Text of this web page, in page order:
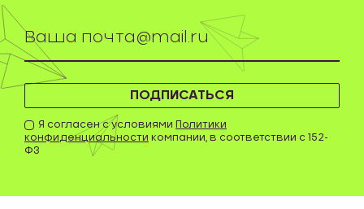
ПОДПИСАТЬСЯ
Я согласен с условиями Политики
конфиденциальности компании, в соответствии с 152-
ФЗ